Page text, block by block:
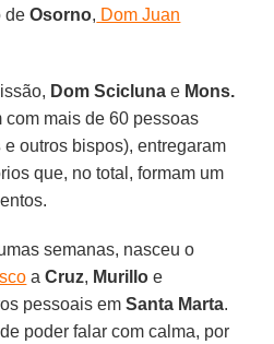
deOsorno, Dom Juan
Dom Scicluna e Mons.
com mais de 60 pessoas
e outros bispos), entregaram
que, no total, formam um
semanas, nasceu o
aCruz, Murillo e
pessoais emSanta Marta.
poder falar com calma, por